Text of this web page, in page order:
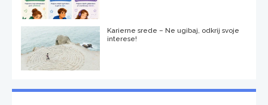
Karierne srede – Ne ugibaj, odkrij svoje
interese!